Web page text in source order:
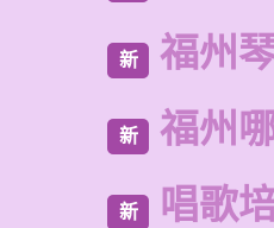
新 福州
新 福州
新 唱歌